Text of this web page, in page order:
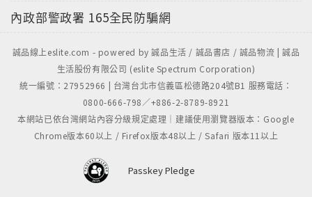
內政部警政署 165全民防騙網
誠品線上eslite.com - powered by 誠品生活 / 誠品書店 / 誠品物流 | 誠品
生活股份有限公司 (eslite Spectrum Corporation)
統一編號：27952966 | 台灣台北市信義區松德路204號B1 服務電話：
0800-666-798／+886-2-8789-8921
本網站已依台灣網站內容分級規定處理｜建議使用瀏覽器版本：Google
Chrome版本60以上 / Firefox版本48以上 / Safari 版本11以上
Passkey Pledge